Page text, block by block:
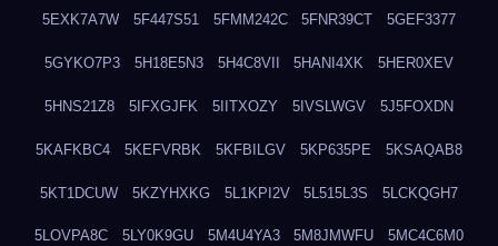
5EXK7A7W 5F447S51 5FMM242C 5FNR39CT 5GEF3377
5GYKO7P3 5H18E5N3 5H4C8VII 5HANI4XK 5HER0XEV
5HNS21Z8 5IFXGJFK 5IITXOZY 5IVSLWGV 5J5FOXDN
5KAFKBC4 5KEFVRBK 5KFBILGV 5KP635PE 5KSAQAB8
5KT1DCUW 5KZYHXKG 5L1KPI2V 5L515L3S 5LCKQGH7
5LOVPA8C 5LY0K9GU 5M4U4YA3 5M8JMWFU 5MC4C6M0